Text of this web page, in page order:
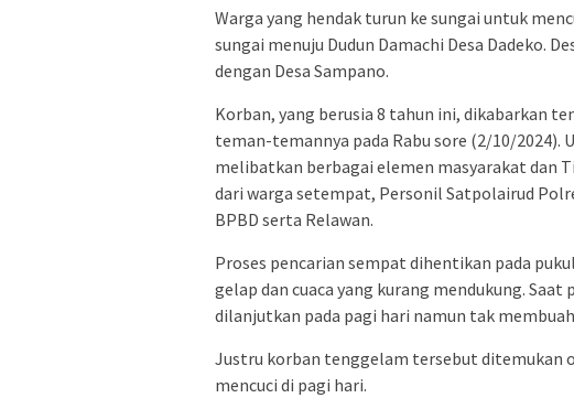
Warga yang hendak turun ke sungai untuk
sungai menuju Dudun Damachi Desa Dadeko.
dengan Desa Sampano.
Korban, yang berusia 8 tahun ini, dikabarkan
teman-temannya pada Rabu sore (2/10/2024).
melibatkan berbagai elemen masyarakat dan
dari warga setempat, Personil Satpolairud
BPBD serta Relawan.
Proses pencarian sempat dihentikan pada
gelap dan cuaca yang kurang mendukung.
dilanjutkan pada pagi hari namun tak
Justru korban tenggelam tersebut ditemukan
mencuci di pagi hari.